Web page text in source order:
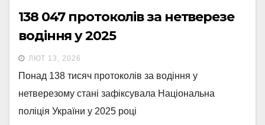
138 047 протоколів за нетверезе
водіння у 2025
ЛЮТ 13, 2026
Понад 138 тисяч протоколів за водіння у
нетверезому стані зафіксувала Національна
поліція України у 2025 році